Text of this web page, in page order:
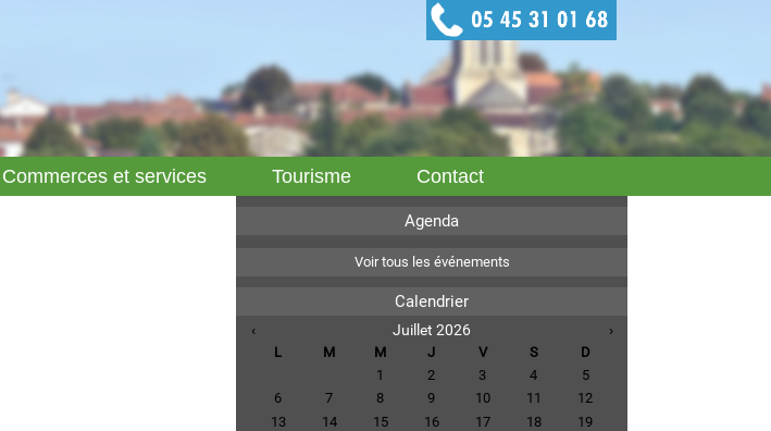
Commerces et services Tourisme Contact
Agenda
Voir tous les événements
Calendrier
‹ Juillet 2026 ›
L M M J V S
D
1
2 3 4
5
6
7 8 9 10 11
12
13
14 15 16 17 18
19